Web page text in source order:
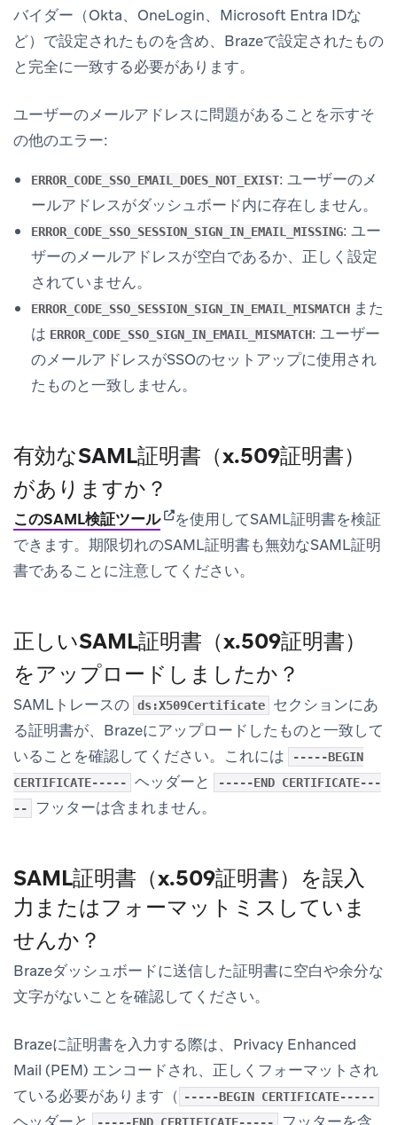
バイダー（Okta、OneLogin、Microsoft Entra IDな
ど）で設定されたものを含め、Brazeで設定されたもの
と完全に一致する必要があります。
ユーザーのメールアドレスに問題があることを示すそ
の他のエラー:
ERROR_CODE_SSO_EMAIL_DOES_NOT_EXIST: ユーザーのメ
ールアドレスがダッシュボード内に存在しません。
ERROR_CODE_SSO_SESSION_SIGN_IN_EMAIL_MISSING: ユー
ザーのメールアドレスが空白であるか、正しく設定
されていません。
ERROR_CODE_SSO_SESSION_SIGN_IN_EMAIL_MISMATCH また
は ERROR_CODE_SSO_SIGN_IN_EMAIL_MISMATCH: ユーザー
のメールアドレスがSSOのセットアップに使用され
たものと一致しません。
有効なSAML証明書（x.509証明書）
がありますか？
このSAML検証ツール(opens in new tab)
を使用してSAML証明書を検証
できます。期限切れのSAML証明書も無効なSAML証明
書であることに注意してください。
正しいSAML証明書（x.509証明書）
をアップロードしましたか？
SAMLトレースの ds:X509Certificate
セクションにあ
る証明書が、Brazeにアップロードしたものと一致して
いることを確認してください。これには
-----BEGIN
CERTIFICATE-----
ヘッダーと
-----END CERTIFICATE---
--
フッターは含まれません。
SAML証明書（x.509証明書）を誤入
力またはフォーマットミスしていま
せんか？
Brazeダッシュボードに送信した証明書に空白や余分な
文字がないことを確認してください。
Brazeに証明書を入力する際は、Privacy Enhanced
Mail (PEM) エンコードされ、正しくフォーマットされ
ている必要があります（ -----BEGIN CERTIFICATE-----
ヘッダーと -----END CERTIFICATE----- フッターを含